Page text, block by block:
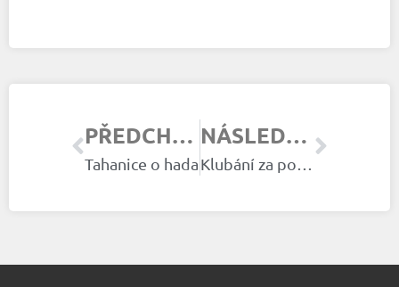
PŘEDCHOZÍ ČLÁNEK
Tahanice o hada
NÁSLEDUJÍCÍ ČLÁNEK